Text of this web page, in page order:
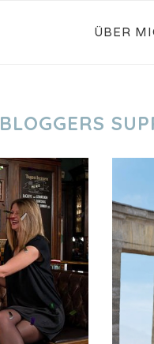
ÜBER
BLOGGERS